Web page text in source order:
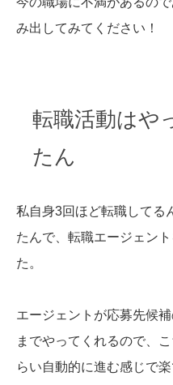
み出してみてください！
転職活動はや
たん
私自身3回ほど転職してる
たんで、転職エージェン
た。
エージェントが応募先候
までやってくれるので、
らい自動的に進む感じで